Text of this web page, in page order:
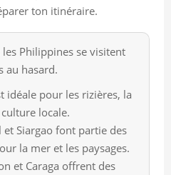
ton itinéraire.
les Philippines se visitent
au hasard.
idéale pour les rizières, la
locale.
et Siargao font partie des
la mer et les paysages.
et Caraga offrent des